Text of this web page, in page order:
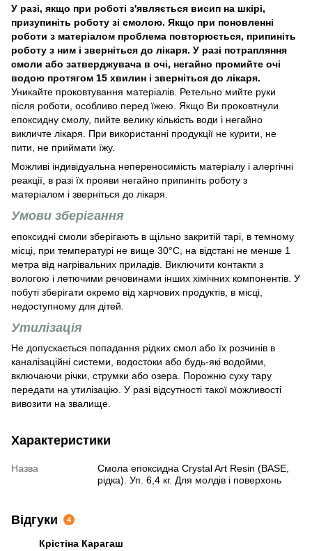
У разі, якщо при роботі з'являється висип на шкірі,
призупиніть роботу зі смолою. Якщо при поновленні
роботи з матеріалом проблема повторюється, припиніть
роботу з ним і зверніться до лікаря. У разі потрапляння
смоли або затверджувача в очі, негайно промийте очі
водою протягом 15 хвилин і зверніться до лікаря.
Уникайте проковтування матеріалів. Ретельно мийте руки
після роботи, особливо перед їжею. Якщо Ви проковтнули
епоксидну смолу, пийте велику кількість води і негайно
викличте лікаря. При використанні продукції не курити, не
пити, не приймати їжу.
Можливі індивідуальна непереносимість матеріалу і алергічні
реакції, в разі їх прояви негайно припиніть роботу з
матеріалом і зверніться до лікаря.
Умови зберігання
епоксидні смоли зберігають в щільно закритій тарі, в темному
місці, при температурі не вище 30°С, на відстані не менше 1
метра від нагрівальних приладів. Виключити контакти з
вологою і летючими речовинами інших хімічних компонентів. У
побуті зберігати окремо від харчових продуктів, в місці,
недоступному для дітей.
Утилізація
Не допускається попадання рідких смол або їх розчинів в
каналізаційні системи, водостоки або будь-які водойми,
включаючи річки, струмки або озера. Порожню суху тару
передати на утилізацію. У разі відсутності такої можливості
вивозити на звалище.
Характеристики
Назва
Смола епоксидна Crystal Art Resin (BASE,
рідка). Уп. 6,4 кг. Для молдів і поверхонь
Відгуки 4
Крістіна Карагаш